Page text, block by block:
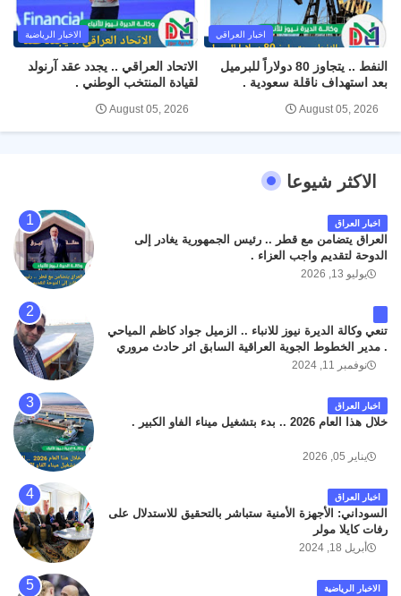
اخبار العراقي
النفط .. يتجاوز 80 دولاراً للبرميل
بعد استهداف ناقلة سعودية .
August 05, 2026
الاخبار الرياضية
الاتحاد العراقي .. يجدد عقد آرنولد
لقيادة المنتخب الوطني .
August 05, 2026
الاكثر شيوعا
اخبار العراق
العراق يتضامن مع قطر .. رئيس الجمهورية يغادر إلى
الدوحة لتقديم واجب العزاء .
يوليو 13, 2026
تنعي وكالة الديرة نيوز للانباء .. الزميل جواد كاظم المياحي
. مدير الخطوط الجوية العراقية السابق اثر حادث مروري
داخل مطار البصرة الدولي اليوم الاثنين على الطريق
كان سبب الحادث يعود لتصادم عجلته مع عجلة نوع كيا بنكو
تابعة لشركة الهلال الماسكة لإعمار مطار البصرة الدولي .
سائلين الله عز وجل ان يتغمد الفقيد بواسع رحمته ، و انا
نوفمبر 11, 2024
اخبار العراق
خلال هذا العام 2026 .. بدء بتشغيل ميناء الفاو الكبير .
يناير 05, 2026
اخبار العراق
السوداني: الأجهزة الأمنية ستباشر بالتحقيق للاستدلال على
رفات كايلا مولر
أبريل 18, 2024
الاخبار الرياضية